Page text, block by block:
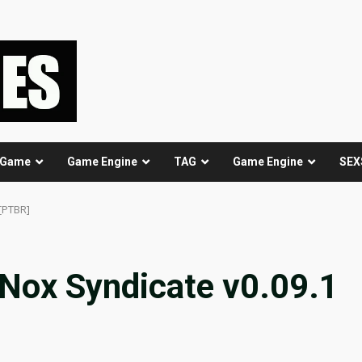
Game Engine TAG Game Engine
Syndicate v0.09.1